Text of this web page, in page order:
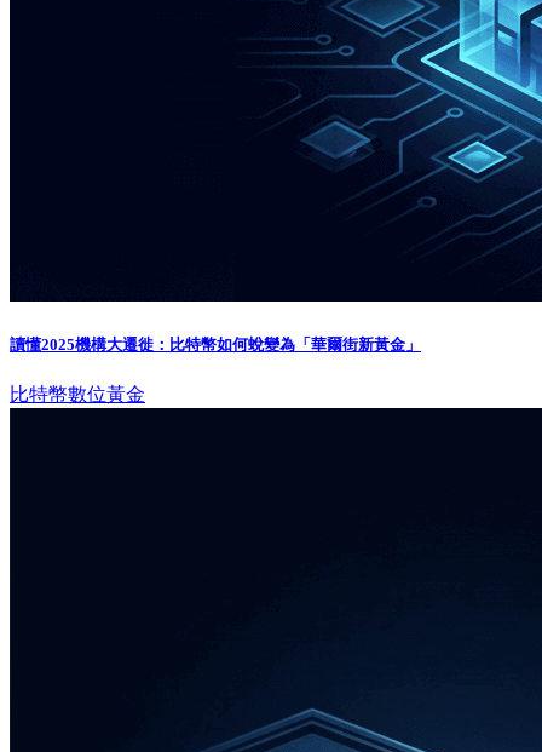
讀懂2025機構大遷徙：比特幣如何蛻變為「華爾街新黃金」
比特幣數位黃金